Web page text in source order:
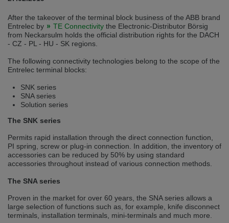
Switch to German version Stay on this version
angezeigte bevorzugt. Diese Webseite ist auch auf Deutsch verfügbar.
Möchten Sie zur Deutschen Version wechseln?
Zur deutschen Version wechseln
We have detected, that your browser prefers another language than the
switch to the Czech version?
Switch to Czech version Stay on this version
Zdá se, že Váš prohlížeč je v jiném jazyce, než jaký je momentálně používán.
Váš prohlížeč se zdá být v jiném jazyce, než je právě používaný jazyk. Tato
stránka je také k dispozici v němčině. Přejete si přejít na německou verzi?
After the takeover of the terminal block business of the ABB brand
Entrelec by
TE Connectivity the Electronic-Distributor Börsig
from Neckarsulm holds the official distribution rights for the DACH
- CZ - PL - HU - SK regions.
The following connectivity technologies belong to the scope of the
Entrelec terminal blocks:
SNK series
SNA series
Solution series
The SNK series
Permits rapid installation through the direct connection function,
PI spring, screw or plug-in connection. In addition, the inventory of
accessories can be reduced by 50% by using standard
accessories throughout instead of various connection methods.
The SNA series
Proven in the market for over 60 years, the SNA series allows a
large selection of functions such as, for example, knife disconnect
terminals, installation terminals, mini-terminals and much more.